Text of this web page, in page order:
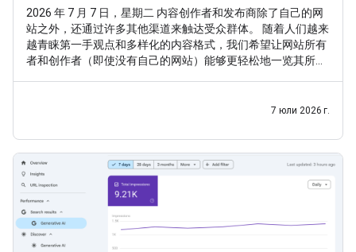
2026 年 7 月 7 日，星期二 内容创作者和发布商除了自己的网
站之外，还通过许多其他渠道来触达受众群体。 随着人们越来
越青睐第一手观点和多样化的内容格式，我们希望让网站所有
者和创作者（即使没有自己的网站）能够更轻松地一览其所有
型，可帮助网站所有者和创作者了解其社交媒体帖子和视频帖
7 юли 2026 г.